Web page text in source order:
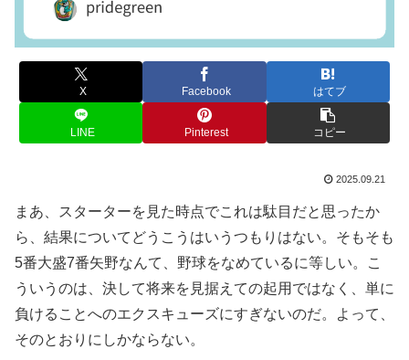
X Facebook はてブ
LINE Pinterest コピー
2025.09.21
まあ、スターターを見た時点でこれは駄目だと思ったか
ら、結果についてどうこうはいうつもりはない。そもそも
5番大盛7番矢野なんて、野球をなめているに等しい。こ
ういうのは、決して将来を見据えての起用ではなく、単に
負けることへのエクスキューズにすぎないのだ。よって、
そのとおりにしかならない。